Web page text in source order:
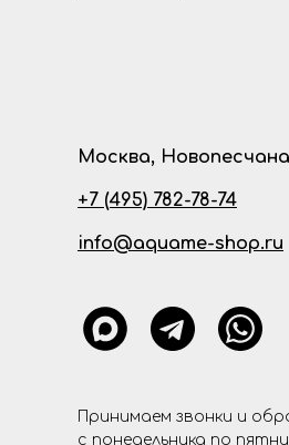
Москва,
+7 (495) 782-78-74
info@aquame-shop.ru
Принимаем звонки и
с понедельника по